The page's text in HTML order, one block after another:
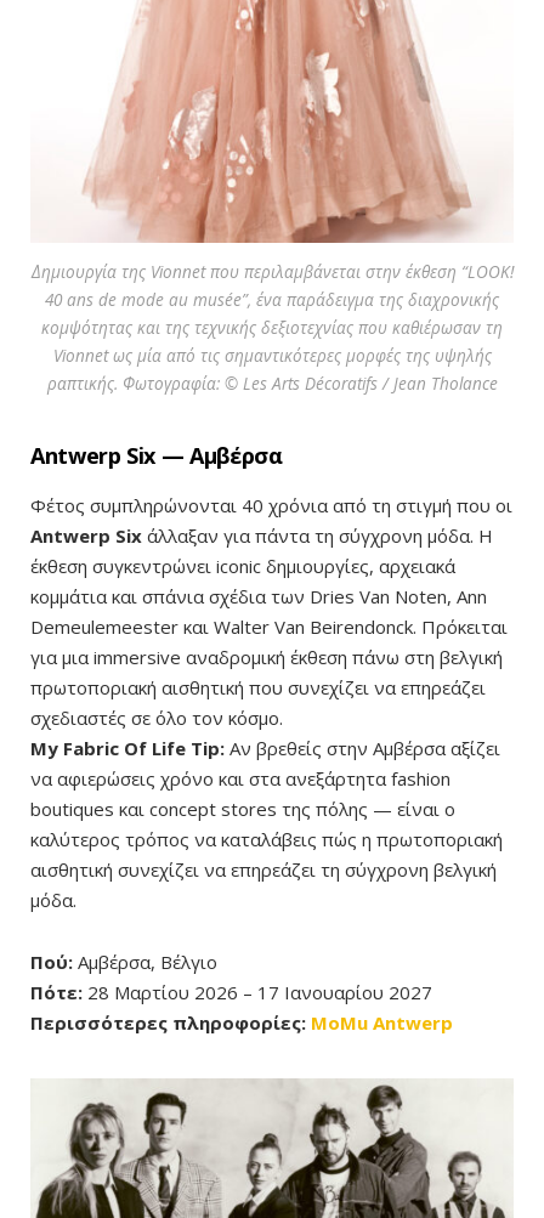
Δημιουργία της Vionnet που περιλαμβάνεται στην έκθεση “LOOK!
40 ans de mode au musée”, ένα παράδειγμα της διαχρονικής
κομψότητας και της τεχνικής δεξιοτεχνίας που καθιέρωσαν τη
Vionnet ως μία από τις σημαντικότερες μορφές της υψηλής
ραπτικής. Φωτογραφία: © Les Arts Décoratifs / Jean Tholance
Antwerp Six — Αμβέρσα
Φέτος συμπληρώνονται 40 χρόνια από τη στιγμή που οι
Antwerp Six άλλαξαν για πάντα τη σύγχρονη μόδα. Η
έκθεση συγκεντρώνει iconic δημιουργίες, αρχειακά
κομμάτια και σπάνια σχέδια των Dries Van Noten, Ann
Demeulemeester και Walter Van Beirendonck. Πρόκειται
για μια immersive αναδρομική έκθεση πάνω στη βελγική
πρωτοποριακή αισθητική που συνεχίζει να επηρεάζει
σχεδιαστές σε όλο τον κόσμο.
My Fabric Of Life Tip: Αν βρεθείς στην Αμβέρσα αξίζει
να αφιερώσεις χρόνο και στα ανεξάρτητα fashion
boutiques και concept stores της πόλης — είναι ο
καλύτερος τρόπος να καταλάβεις πώς η πρωτοποριακή
αισθητική συνεχίζει να επηρεάζει τη σύγχρονη βελγική
μόδα.
Πού: Αμβέρσα, Βέλγιο
Πότε: 28 Μαρτίου 2026 – 17 Ιανουαρίου 2027
Περισσότερες πληροφορίες: MoMu Antwerp